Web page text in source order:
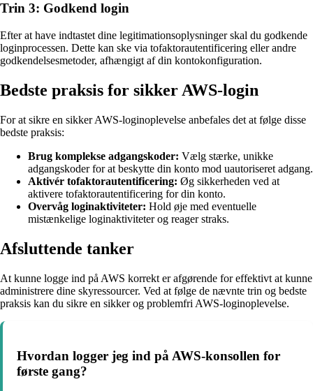
Trin 3: Godkend login
Efter at have indtastet dine legitimationsoplysninger skal du godkende
loginprocessen. Dette kan ske via tofaktorautentificering eller andre
godkendelsesmetoder, afhængigt af din kontokonfiguration.
Bedste praksis for sikker AWS-login
For at sikre en sikker AWS-loginoplevelse anbefales det at følge disse
bedste praksis:
Brug komplekse adgangskoder: Vælg stærke, unikke
adgangskoder for at beskytte din konto mod uautoriseret adgang.
Aktivér tofaktorautentificering: Øg sikkerheden ved at
aktivere tofaktorautentificering for din konto.
Overvåg loginaktiviteter: Hold øje med eventuelle
mistænkelige loginaktiviteter og reager straks.
Afsluttende tanker
At kunne logge ind på AWS korrekt er afgørende for effektivt at kunne
administrere dine skyressourcer. Ved at følge de nævnte trin og bedste
praksis kan du sikre en sikker og problemfri AWS-loginoplevelse.
Hvordan logger jeg ind på AWS-konsollen for
første gang?